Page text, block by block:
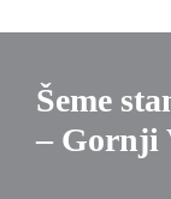
Šeme
– Gornji